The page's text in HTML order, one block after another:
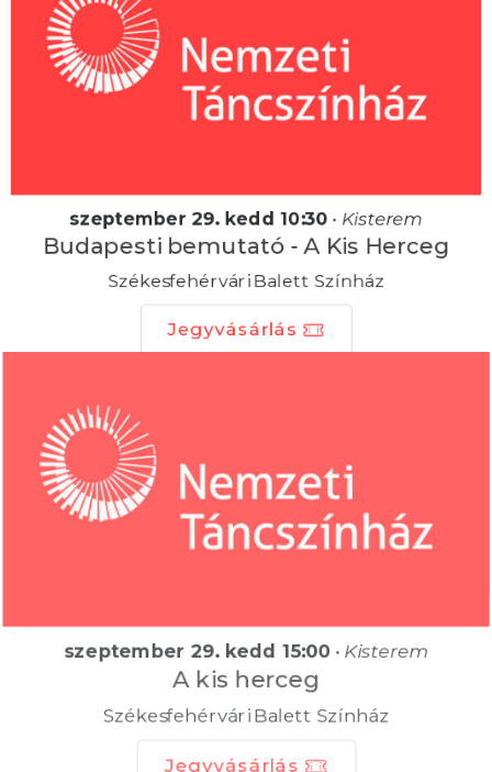
szeptember 29. kedd 10:30 • Kisterem
Budapesti bemutató - A Kis Herceg
Székesfehérvári Balett Színház
Jegyvásárlás
szeptember 29. kedd 15:00• Kisterem
A kis herceg
Székesfehérvári Balett Színház
Jegyvásárlás